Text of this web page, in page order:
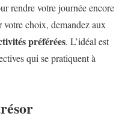
rendre votre journée encore
votre choix, demandez aux
préférées. L’idéal est
qui se pratiquent à